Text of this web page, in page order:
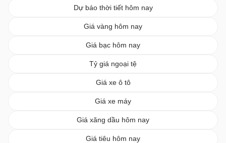
Dự báo thời tiết hôm nay
Giá vàng hôm nay
Giá bạc hôm nay
Tỷ giá ngoại tệ
Giá xe ô tô
Giá xe máy
Giá xăng dầu hôm nay
Giá tiêu hôm nay